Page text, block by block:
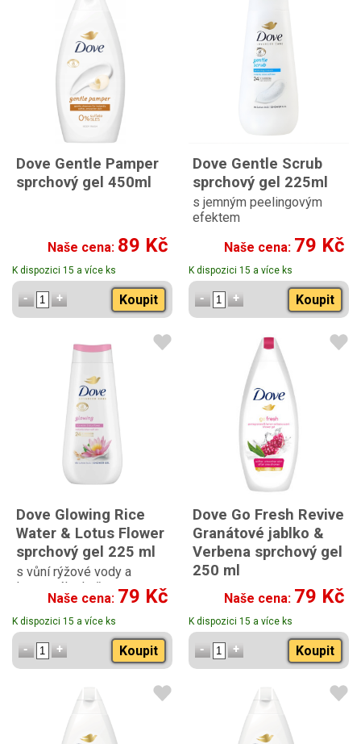
Dove Gentle Pamper
sprchový gel 450ml
Naše cena: 89 Kč
K dispozici 15 a více ks
Koupit
Dove Gentle Scrub
sprchový gel 225ml
s jemným peelingovým
efektem
Naše cena: 79 Kč
K dispozici 15 a více ks
Koupit
Dove Glowing Rice
Water & Lotus Flower
sprchový gel 225 ml
s vůní rýžové vody a
lotusového květu
Naše cena: 79 Kč
K dispozici 15 a více ks
Koupit
Dove Go Fresh Revive
Granátové jablko &
Verbena sprchový gel
250 ml
Naše cena: 79 Kč
K dispozici 15 a více ks
Koupit